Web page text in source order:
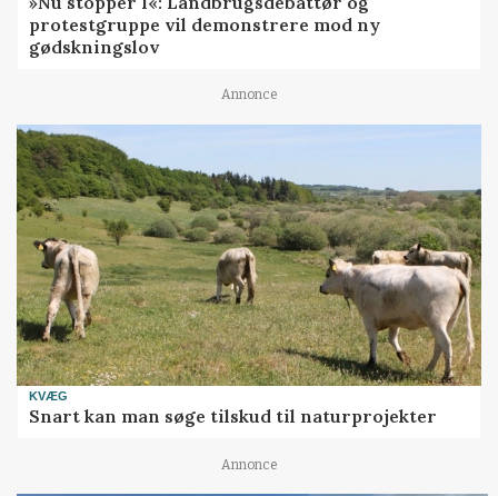
protestgruppe vil demonstrere mod ny
gødskningslov
Annonce
KVÆG
Snart kan man søge tilskud til naturprojekter
Annonce